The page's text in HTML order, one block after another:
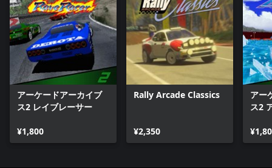
アーケードアーカイブ
ス2 レイブレーサー
¥1,800
Rally Arcade Classics
¥2,350
アー
ス2